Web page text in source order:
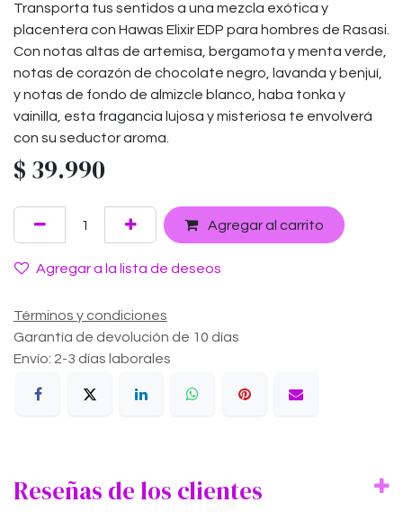
Transporta tus sentidos a una mezcla exótica y
placentera con Hawas Elixir EDP para hombres de Rasasi.
Con notas altas de artemisa, bergamota y menta verde,
notas de corazón de chocolate negro, lavanda y benjuí,
y notas de fondo de almizcle blanco, haba tonka y
vainilla, esta fragancia lujosa y misteriosa te envolverá
con su seductor aroma.
$ 39.990
Agregar al carrito
Agregar a la lista de deseos
Términos y condiciones
Garantía de devolución de 10 días
Envío: 2-3 días laborales
Reseñas de los clientes